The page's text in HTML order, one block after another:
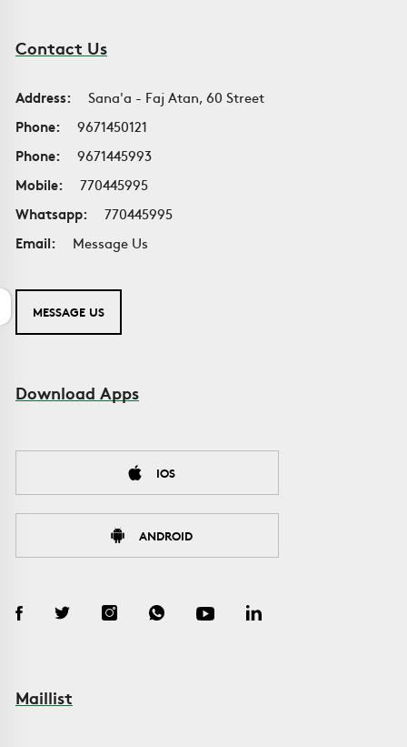
Contact Us
Address:
Sana'a - Faj Atan, 60 Street
Phone:
9671450121
Phone:
9671445993
Mobile:
770445995
Whatsapp:
770445995
Email:
Message Us
MESSAGE US
Download Apps
IOS
ANDROID
Maillist